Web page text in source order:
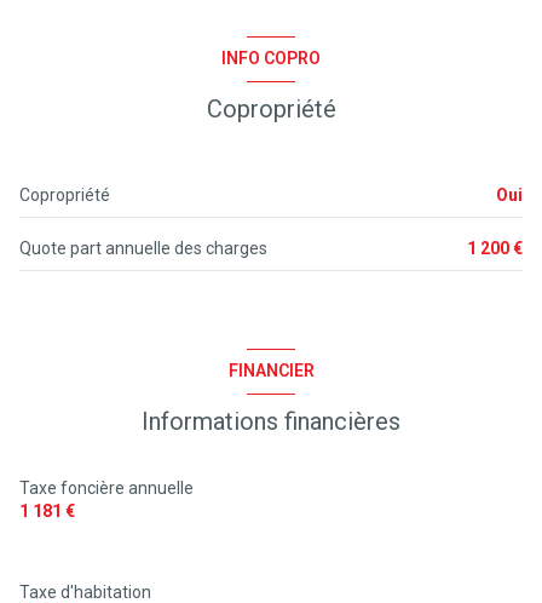
quartier Marina De Talaris
INFO COPRO
Copropriété
Copropriété Oui
Quote part annuelle des charges 1 200 €
FINANCIER
Informations financières
Taxe foncière annuelle
1 181 €
Taxe d'habitation